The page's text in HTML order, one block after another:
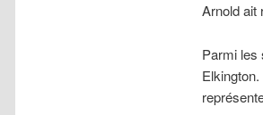
Arnold ait
Parmi les